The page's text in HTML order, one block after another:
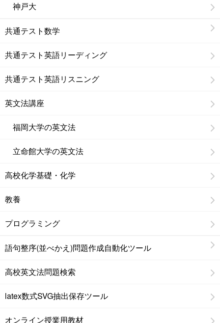
神戸大
共通テスト数学
共通テスト英語リーディング
共通テスト英語リスニング
英文法講座
福岡大学の英文法
立命館大学の英文法
高校化学基礎・化学
教養
プログラミング
語句整序(並べかえ)問題作成自動化ツール
高校英文法問題検索
latex数式SVG抽出保存ツール
オンライン授業用教材